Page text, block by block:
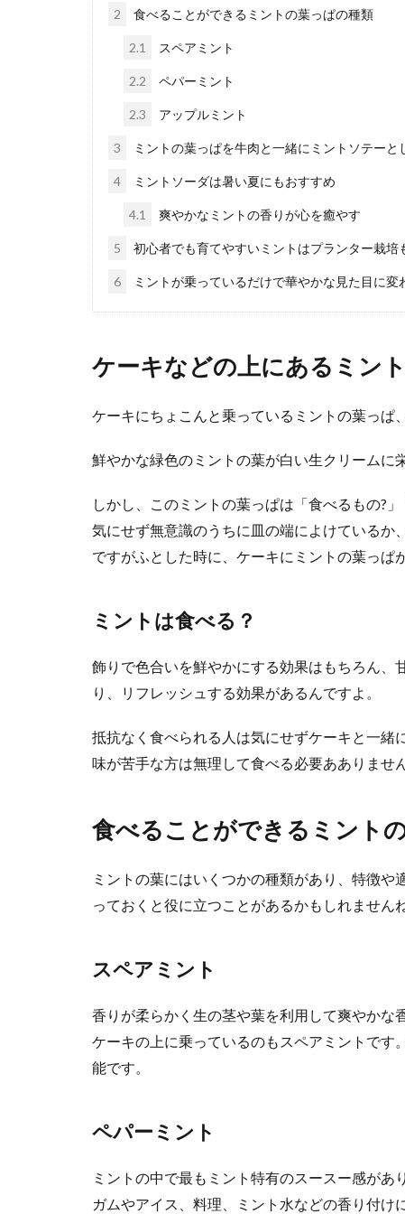
シュウマイ
シュウマイは
ナスとズッ
豆乳を買った
残った天ぷ
2 食べることができるミントの葉っぱの種類
2.1 スペアミント
2.2 ペパーミント
2.3 アップルミント
3 ミントの葉っぱを牛肉と一緒にミントソテー
4 ミントソーダは暑い夏にもおすすめ
4.1 爽やかなミントの香りが心を癒やす
5 初心者でも育てやすいミントはプランター栽培
6 ミントが乗っているだけで華やかな見た目に変
ケーキなどの上にあるミン
ケーキにちょこんと乗っているミントの葉っぱ
鮮やかな緑色のミントの葉が白い生クリームに
しかし、このミントの葉っぱは「食べるもの?
気にせず無意識のうちに皿の端によけているか
ですがふとした時に、ケーキにミントの葉っぱ
ミントは食べる？
飾りで色合いを鮮やかにする効果はもちろん、
り、リフレッシュする効果があるんですよ。
抵抗なく食べられる人は気にせずケーキと一緒
味が苦手な方は無理して食べる必要あありませ
食べることができるミント
ミントの葉にはいくつかの種類があり、特徴
っておくと役に立つことがあるかもしれませんね
スペアミント
香りが柔らかく生の茎や葉を利用して爽やかな
ケーキの上に乗っているのもスペアミントで
能です。
ペパーミント
ミントの中で最もミント特有のスースー感があ
ガムやアイス、料理、ミント水などの香り付け